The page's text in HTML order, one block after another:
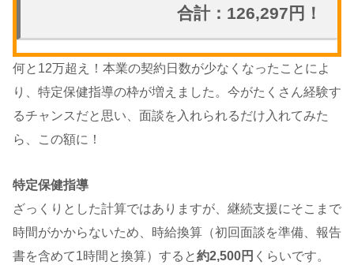
合計：126,297円！
何と12万超え！本業の契約日数が少なくなったことによ
り、特定保健指導の枠が増えました。今がたくさん経験す
るチャンスだと思い、面談を入れられるだけ入れてみた
ら、この額に！
特定保健指導
ざっくりとした計算ではありますが、継続支援にそこまで
時間がかからないため、時給換算（初回面談を準備、報告
書を含めて1時間と換算）すると約2,500円 くらいです。